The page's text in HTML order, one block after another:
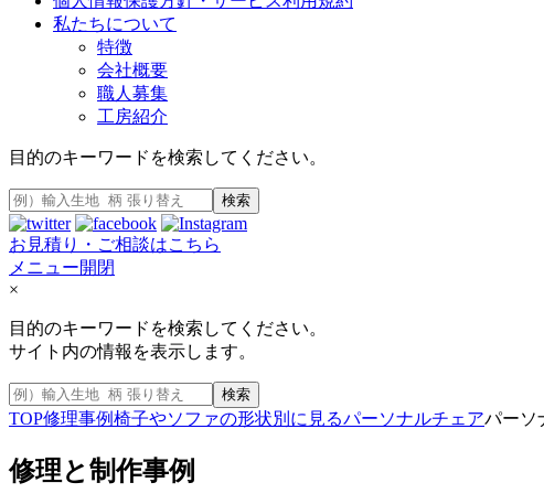
私たちについて
特徴
会社概要
職人募集
工房紹介
目的のキーワードを検索してください。
検索
お見積り・ご相談はこちら
メニュー開閉
×
目的のキーワードを検索してください。
サイト内の情報を表示します。
検索
TOP修理事例椅子やソファの形状別に見るパーソナルチェアパーソ
修理と制作事例